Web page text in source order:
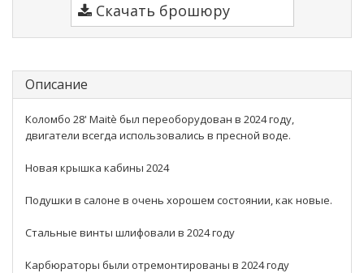
Скачать брошюру
Описание
Коломбо 28' Maitè был переоборудован в 2024 году,
двигатели всегда использовались в пресной воде.
Новая крышка кабины 2024
Подушки в салоне в очень хорошем состоянии, как новые.
Стальные винты шлифовали в 2024 году
Карбюраторы были отремонтированы в 2024 году